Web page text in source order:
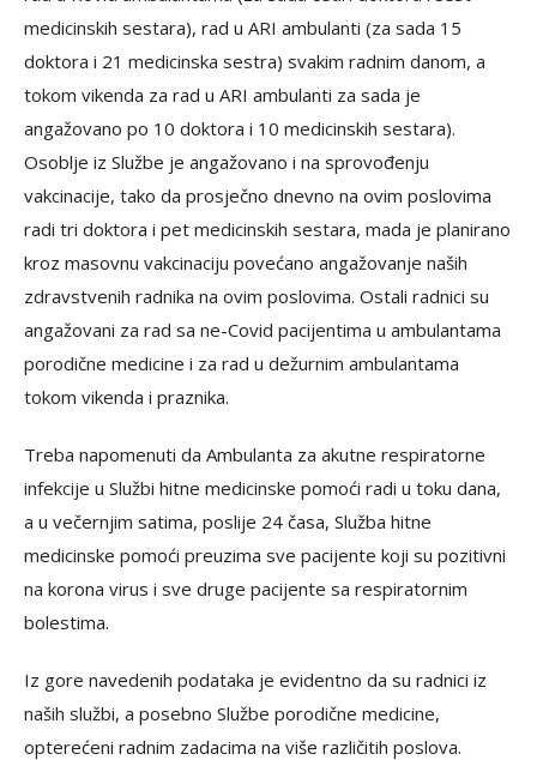
medicinskih sestara), rad u ARI ambulanti (za sada 15
doktora i 21 medicinska sestra) svakim radnim danom, a
tokom vikenda za rad u ARI ambulanti za sada je
angažovano po 10 doktora i 10 medicinskih sestara).
Osoblje iz Službe je angažovano i na sprovođenju
vakcinacije, tako da prosječno dnevno na ovim poslovima
radi tri doktora i pet medicinskih sestara, mada je planirano
kroz masovnu vakcinaciju povećano angažovanje naših
zdravstvenih radnika na ovim poslovima. Ostali radnici su
angažovani za rad sa ne-Covid pacijentima u ambulantama
porodične medicine i za rad u dežurnim ambulantama
tokom vikenda i praznika.
Treba napomenuti da Ambulanta za akutne respiratorne
infekcije u Službi hitne medicinske pomoći radi u toku dana,
a u večernjim satima, poslije 24 časa, Služba hitne
medicinske pomoći preuzima sve pacijente koji su pozitivni
na korona virus i sve druge pacijente sa respiratornim
bolestima.
Iz gore navedenih podataka je evidentno da su radnici iz
naših službi, a posebno Službe porodične medicine,
opterećeni radnim zadacima na više različitih poslova.